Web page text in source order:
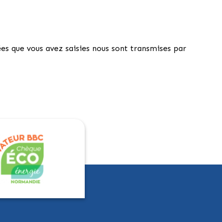
que vous avez saisies nous sont transmises par